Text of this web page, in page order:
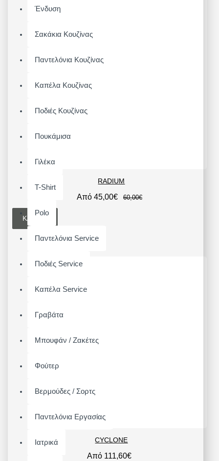
Ένδυση
Σακάκια Κουζίνας
Παντελόνια Κουζίνας
Καπέλα Κουζίνας
Ποδιές Κουζίνας
Πουκάμισα
Γιλέκα
T-Shirt
Polo
Παντελόνια Service
Ποδιές Service
Καπέλα Service
Γραβάτα
Μπουφάν / Ζακέτες
Φούτερ
Βερμούδες / Σορτς
Παντελόνια Εργασίας
Ιατρικά
RADIUM
Από 45,00€ 60,00€
ΚΑΛΆΘΙ
CYCLONE
Από 111,60€